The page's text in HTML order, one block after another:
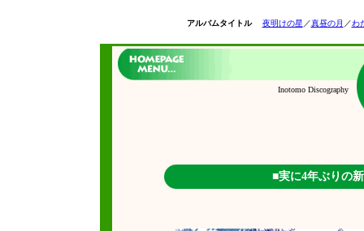
アルバムタイトル 夜明けの星 ／真昼の月 ／わ
Inotomo Discography
■実に4年ぶりの